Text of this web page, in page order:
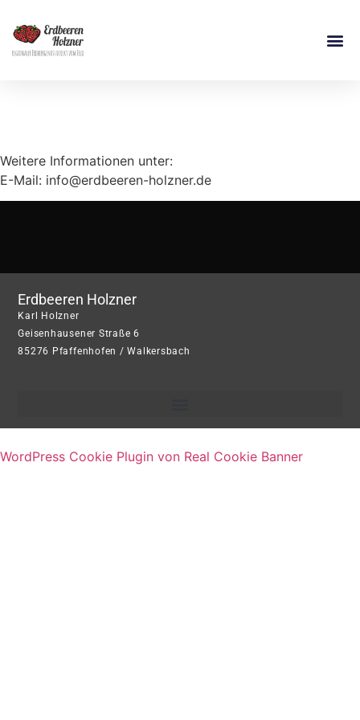
Weitere Informationen unter:
E-Mail: info@erdbeeren-holzner.de
Erdbeeren Holzner
Karl Holzner
Geisenhausener Straße 6
85276 Pfaffenhofen / Walkersbach
WordPress Cookie Plugin von Real Cookie Banner